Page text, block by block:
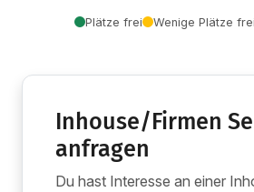
Plätze frei Wenige Plätze frei
Inhouse/Firmen
anfragen
Du hast Interesse an einer